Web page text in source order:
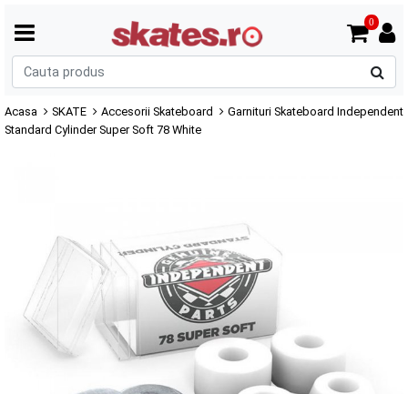
0
Acasa SKATE Accesorii Skateboard
Garnituri Skateboard Independent
Standard Cylinder Super Soft 78 White